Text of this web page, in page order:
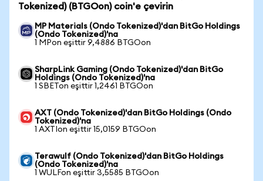
Tokenized) (BTGOon) coin'e çevirin
MP Materials (Ondo Tokenized)'dan BitGo Holdings
(Ondo Tokenized)'na
1 MPon eşittir 9,4886 BTGOon
SharpLink Gaming (Ondo Tokenized)'dan BitGo
Holdings (Ondo Tokenized)'na
1 SBETon eşittir 1,2461 BTGOon
AXT (Ondo Tokenized)'dan BitGo Holdings (Ondo
Tokenized)'na
1 AXTIon eşittir 15,0159 BTGOon
Terawulf (Ondo Tokenized)'dan BitGo Holdings
(Ondo Tokenized)'na
1 WULFon eşittir 3,5585 BTGOon